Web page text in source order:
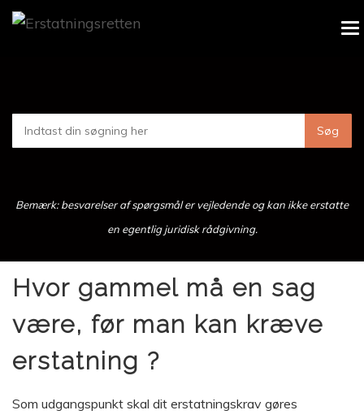
Skip
Bemærk: besvarelser af spørgsmål er vejledende og kan ikke erstatte
en egentlig juridisk rådgivning.
Hvor gammel må en sag
være, før man kan kræve
erstatning ?
Som udgangspunkt skal dit erstatningskrav gøres